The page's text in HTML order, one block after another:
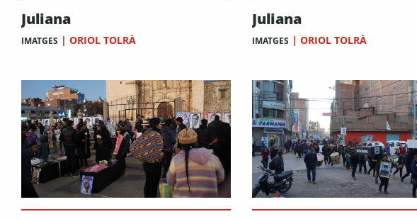
Juliana
IMATGES | ORIOL TOLRÀ
Juliana
IMATGES | ORIOL TOLRÀ